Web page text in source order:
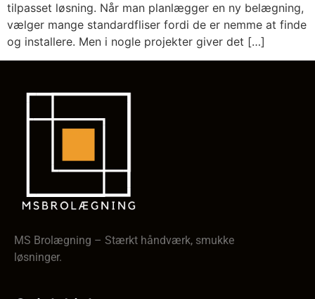
tilpasset løsning. Når man planlægger en ny belægning,
vælger mange standardfliser fordi de er nemme at finde
og installere. Men i nogle projekter giver det […]
MS Brolægning – Stærkt håndværk, smukke
løsninger.